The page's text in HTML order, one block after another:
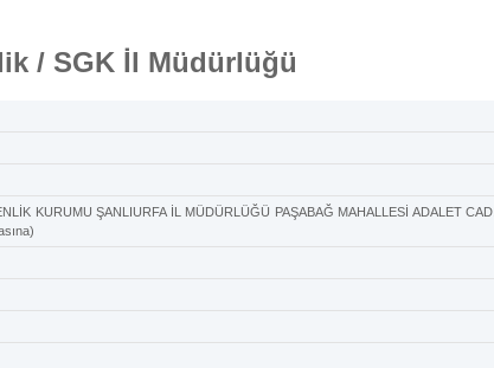
/ SGK İl Müdürlüğü
KURUMU ŞANLIURFA İL MÜDÜRLÜĞÜ PAŞABAĞ MAHALLESİ ADALET CAD.